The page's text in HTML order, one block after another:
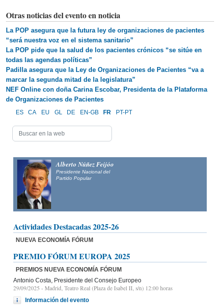
Otras noticias del evento en noticia
La POP asegura que la futura ley de organizaciones de pacientes
“será nuestra voz en el sistema sanitario”
La POP pide que la salud de los pacientes crónicos “se sitúe en
todas las agendas políticas”
Padilla asegura que la Ley de Organizaciones de Pacientes “va a
marcar la segunda mitad de la legislatura”
NEF Online con doña Carina Escobar, Presidenta de la Plataforma
de Organizaciones de Pacientes
ES CA EU GL DE EN-GB FR PT-PT
Alberto Núñez Feijóo
Presidente Nacional del
Partido Popular
Actividades Destacadas 2025-26
NUEVA ECONOMÍA FÓRUM
PREMIO FÓRUM EUROPA 2025
PREMIOS NUEVA ECONOMÍA FÓRUM
Antonio Costa, Presidente del Consejo Europeo
29/09/2025 - Madrid, Teatro Real (Plaza de Isabel II, s/n) 12:00 horas
Información del evento